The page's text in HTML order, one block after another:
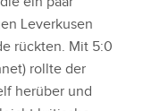
Leverkusen
rückten. Mit 5:0
rollte der
herüber und